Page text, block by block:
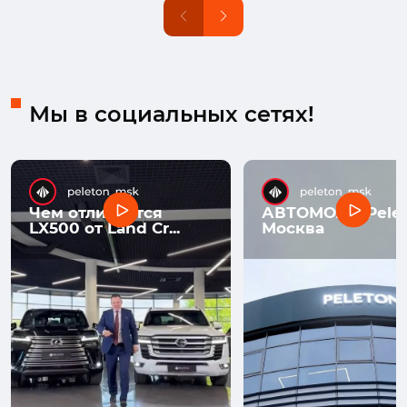
Мы в социальных сетях!
Чем отличается
LX500 от Land Cr...
АВТОМОЛЛ
Москва